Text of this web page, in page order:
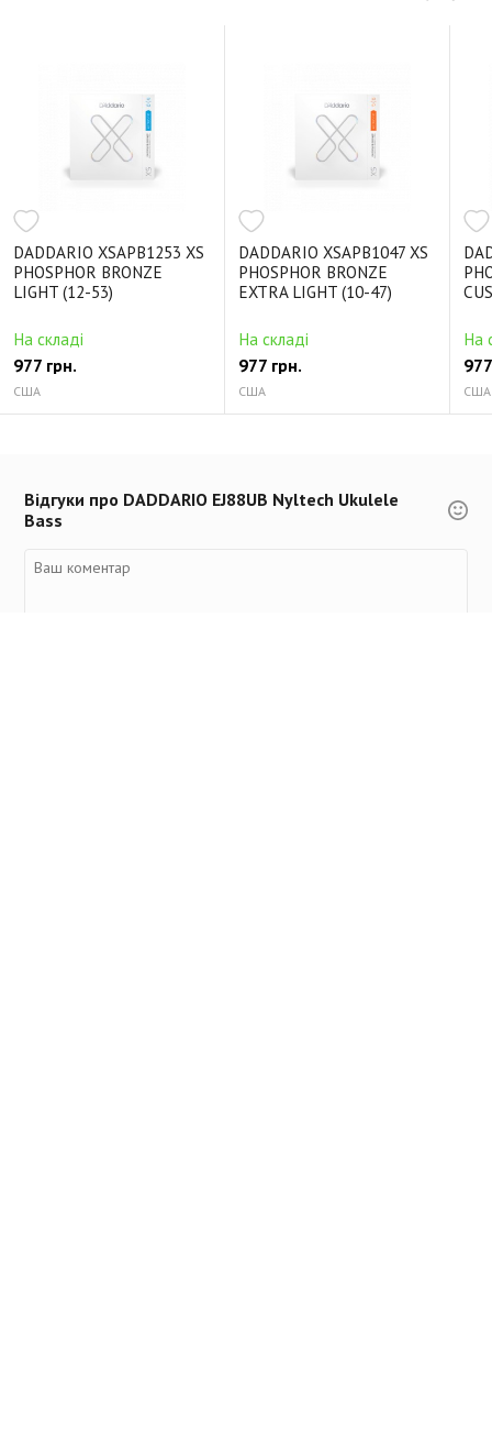
DADDARIO XSAPB1253 XS
PHOSPHOR BRONZE
LIGHT (12-53)
На складі
977 грн.
США
DADDARIO XSAPB1047 XS
PHOSPHOR BRONZE
EXTRA LIGHT (10-47)
На складі
977 грн.
США
На
США
Відгуки про DADDARIO EJ88UB Nyltech Ukulele
Bass